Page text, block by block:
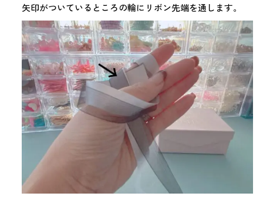
矢印がついているところの輪にリボン先端を通します。